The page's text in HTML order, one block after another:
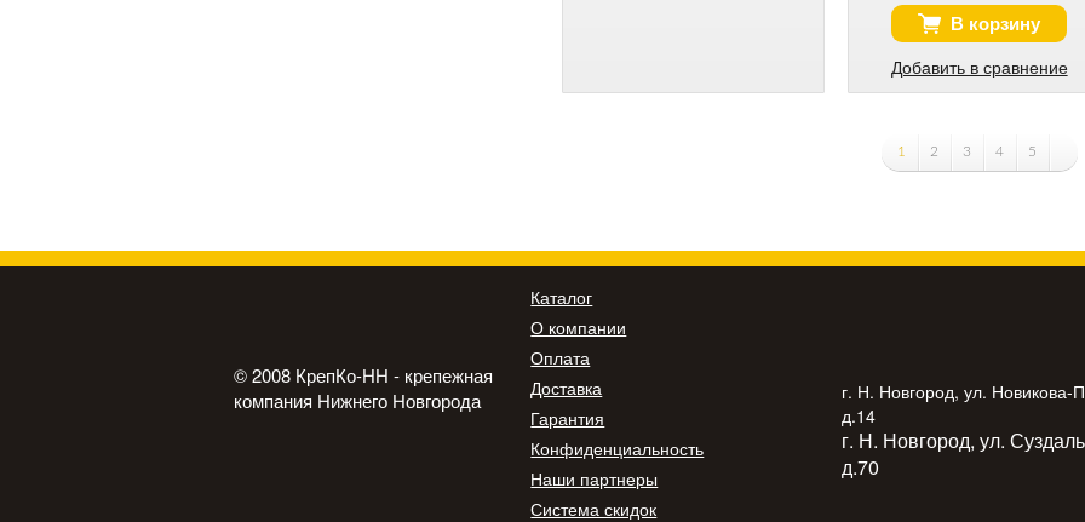
В корзину
Добавить в сравнение
1 2 3 4 5
© 2008 КрепКо-НН - крепежная
компания Нижнего Новгорода
Каталог
О компании
Оплата
Доставка
Гарантия
Конфиденциальность
Наши партнеры
Система скидок
г. Н. Новгород, ул. Новикова-
д.14
г. Н. Новгород, ул.
д.70